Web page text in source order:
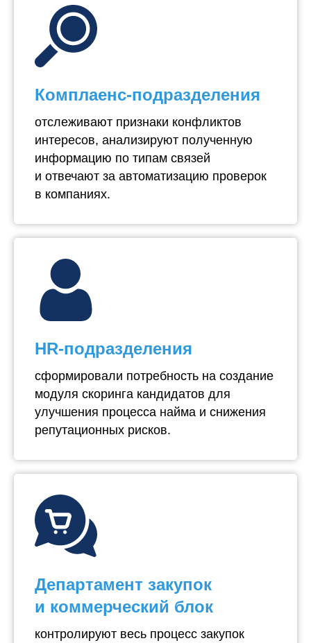
Комплаенс-подразделения
отслеживают признаки конфликтов
интересов, анализируют полученную
информацию по типам связей
и отвечают за автоматизацию проверок
в компаниях.
HR-подразделения
сформировали потребность на создание
модуля скоринга кандидатов для
улучшения процесса найма и снижения
репутационных рисков.
Департамент закупок
и коммерческий блок
контролируют весь процесс закупок